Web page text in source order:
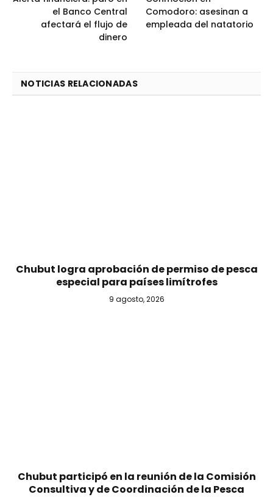
el Banco Central
afectará el flujo de
dinero
Comodoro: asesinan a
empleada del natatorio
NOTICIAS RELACIONADAS
Chubut logra aprobación de permiso de pesca
especial para países limítrofes
9 agosto, 2026
Chubut participó en la reunión de la Comisión
Consultiva y de Coordinación de la Pesca